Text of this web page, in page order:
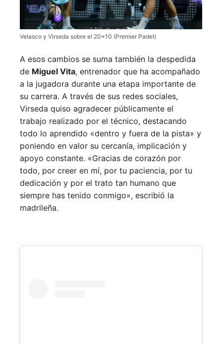
Velasco y Virseda sobre el 20×10 (Premier Padel)
A esos cambios se suma también la despedida
de Miguel Vita, entrenador que ha acompañado
a la jugadora durante una etapa importante de
su carrera. A través de sus redes sociales,
Virseda quiso agradecer públicamente el
trabajo realizado por el técnico, destacando
todo lo aprendido «dentro y fuera de la pista» y
poniendo en valor su cercanía, implicación y
apoyo constante. «Gracias de corazón por
todo, por creer en mí, por tu paciencia, por tu
dedicación y por el trato tan humano que
siempre has tenido conmigo», escribió la
madrileña.